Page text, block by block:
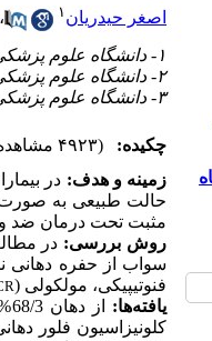
اصغر حیدریان ۱ ،
۱- دانشگاه علوم پزشکی اصفهان
۲- دانشگاه علوم پزشکی اصفهان ،
۳- دانشگاه علوم پزشکی تهران واصفهان
چکیده:
(۴۹۲۳ مشاهده)
زمینه و هدف: در
حالت طبیعی به صورت
مثبت تحت درمان ضد
روش بررسی: در
سواب از حفره دهانی
فنوتیپیکی، مولکولی (
یافته‌ها: از دهان 68/3% افراد مبتلا به
کلونیزاسیون فلور